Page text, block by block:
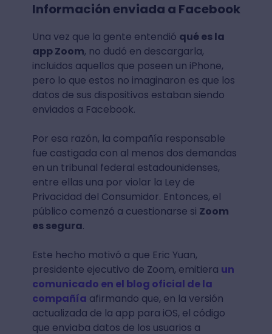
Información enviada a Facebook
Una vez que la gente entendió qué es la
app Zoom, no dudó en descargarla,
incluidos aquellos que poseen un iPhone,
pero lo que estos no imaginaron es que los
datos de sus dispositivos estaban siendo
enviados a Facebook.
Por esa razón, la compañía responsable
fue castigada con al menos dos demandas
en un tribunal federal estadounidenses,
entre ellas una por violar la Ley de
Privacidad del Consumidor. Entonces, el
público comenzó a cuestionarse si Zoom
es segura.
Este hecho motivó a que Eric Yuan,
presidente ejecutivo de Zoom, emitiera un
comunicado en el blog oficial de la
compañía afirmando que, en la versión
actualizada de la app para iOS, el código
que enviaba datos de los usuarios a